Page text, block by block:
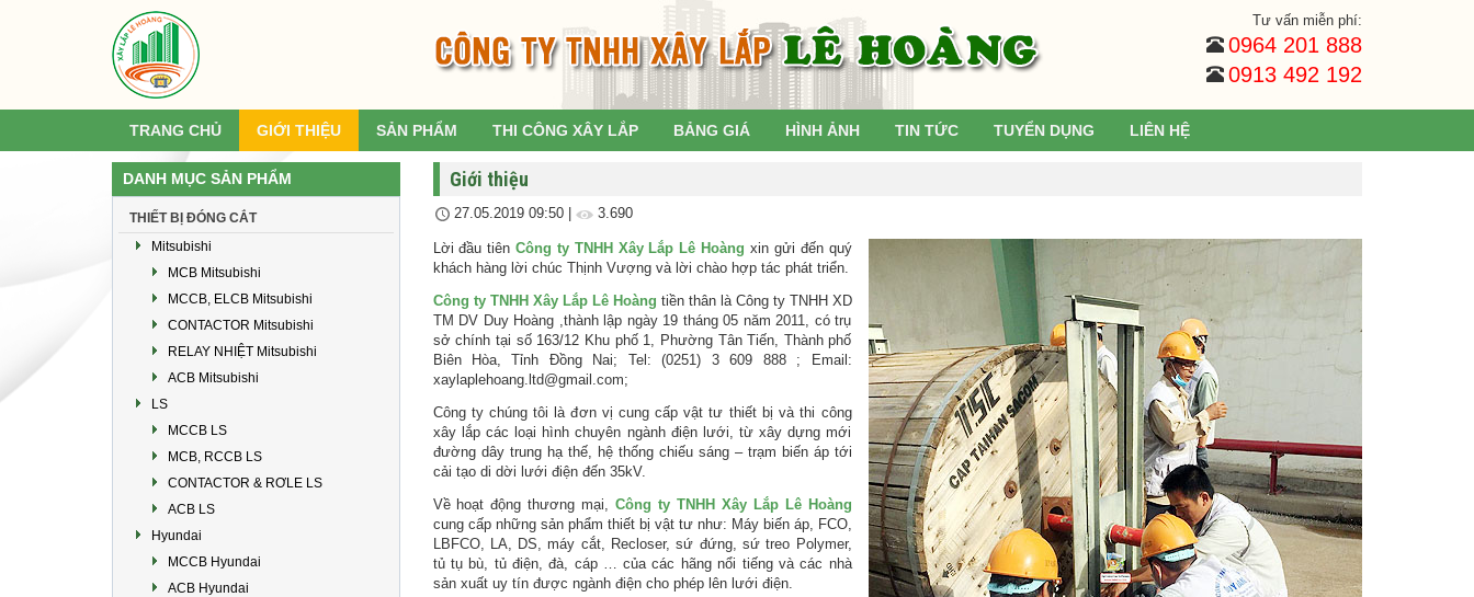
Tư vấn miễn phí:
0964 201 888
0913 492 192
TRANG CHỦ GIỚI THIỆU SẢN PHẨM THI CÔNG XÂY LẮP BẢNG GIÁ HÌNH ẢNH TIN TỨC TUYỂN DỤNG LIÊN HỆ
Giới thiệu
27.05.2019 09:50| 3.690
Lời đầu tiênCông ty TNHH Xây Lắp Lê Hoàng xin gửi đến quý
khách hàng lời chúc Thịnh Vượng và lời chào hợp tác phát triển.
Công ty TNHH Xây Lắp Lê Hoàng tiền thân là Công ty TNHH XD
TM DV Duy Hoàng ,thành lập ngày 19 tháng 05 năm 2011, có trụ
sở chính tại số 163/12 Khu phố 1, Phường Tân Tiến, Thành phố
Biên Hòa, Tỉnh Đồng Nai; Tel: (0251) 3 609 888 ; Email:
xaylaplehoang.ltd@gmail.com;
Công ty chúng tôi là đơn vị cung cấp vật tư thiết bị và thi công
xây lắp các loại hình chuyên ngành điện lưới, từ xây dựng mới
đường dây trung hạ thế, hệ thống chiếu sáng – trạm biến áp tới
cải tạo di dời lưới điện đến 35kV.
Về hoạt động thương mại,Công ty TNHH Xây Lắp Lê Hoàng
cung cấp những sản phẩm thiết bị vật tư như: Máy biến áp, FCO,
LBFCO, LA, DS, máy cắt, Recloser, sứ đứng, sứ treo Polymer,
tủ tụ bù, tủ điện, đà, cáp … của các hãng nổi tiếng và các nhà
sản xuất uy tín được ngành điện cho phép lên lưới điện.
DANH MỤC SẢN PHẨM
THIẾT BỊ ĐÓNG CẮT
Mitsubishi
MCB Mitsubishi
MCCB, ELCB Mitsubishi
CONTACTOR Mitsubishi
RELAY NHIỆT Mitsubishi
ACB Mitsubishi
LS
MCCB LS
MCB, RCCB LS
CONTACTOR & RƠLE LS
ACB LS
Hyundai
MCCB Hyundai
ACB Hyundai